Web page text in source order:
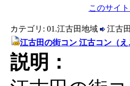
このサイ
カテゴリ: 01.江古田地域
江古
江古田の街コン 江古コン（え
説明：